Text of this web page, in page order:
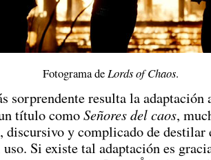
Fotograma de Lords of Chaos.
sorprendente resulta la adaptación
título comoSeñores del caos,
discursivo y complicado de destilar
Si existe tal adaptación es